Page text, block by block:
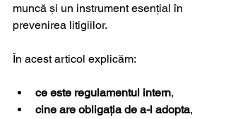
muncă și un instrument esențial în
prevenirea litigiilor.
În acest articol explicăm:
ce este regulamentul intern,
cine are obligația de a-l adopta,